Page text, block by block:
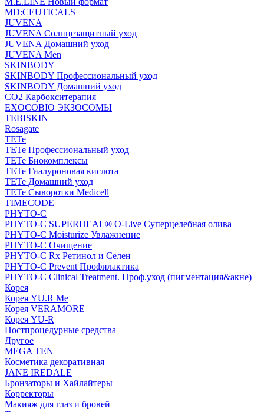
MD:CEUTICALS
JUVENA
JUVENA Солнцезащитный уход
JUVENA Домашний уход
JUVENA Men
SKINBODY
SKINBODY Профессиональный уход
SKINBODY Домашний уход
CO2 Карбокситерапия
EXOCOBIO ЭКЗОСОМЫ
TEBISKIN
Rosagate
TETe
TETe Профессиональный уход
TETe Биокомплексы
TETe Гиалуроновая кислота
TETe Домашний уход
TETe Сыворотки Medicell
TIMECODE
PHYTO-C
PHYTO-C SUPERHEAL® O-Live Суперцелебная олива
PHYTO-C Moisturize Увлажнение
PHYTO-C Очищение
PHYTO-C Rx Ретинол и Селен
PHYTO-C Prevent Профилактика
PHYTO-C Clinical Treatment. Проф.уход (пигментация&акне)
Корея
Корея YU.R Me
Корея VERAMORE
Корея YU-R
Постпроцедурные средства
Другое
MEGA TEN
Косметика декоративная
JANE IREDALE
Бронзаторы и Хайлайтеры
Корректоры
Макияж для глаз и бровей